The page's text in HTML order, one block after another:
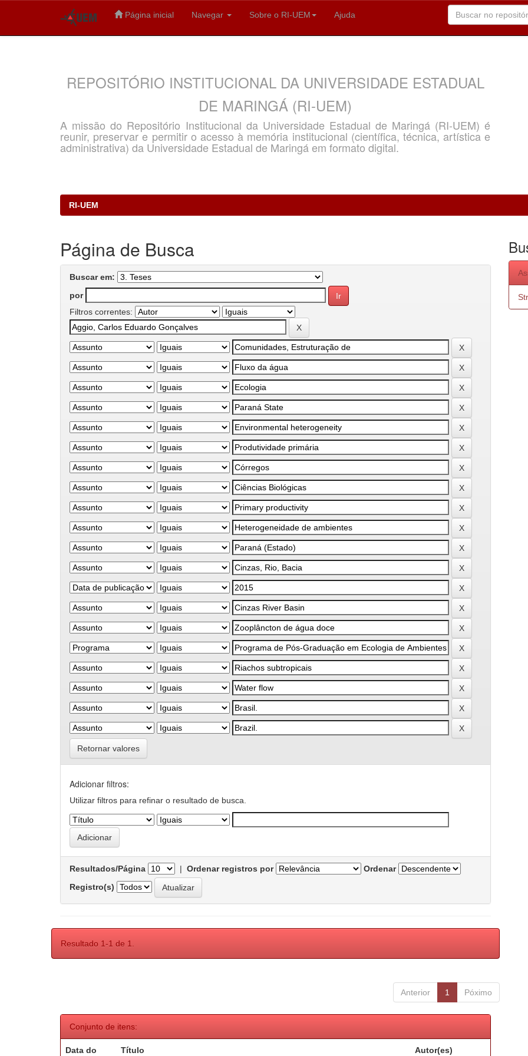
Página inicial Navegar Sobre o RI-UEM Ajuda
REPOSITÓRIO INSTITUCIONAL DA UNIVERSIDADE ESTADUAL
DE MARINGÁ (RI-UEM)
A missão do Repositório Institucional da Universidade Estadual de Maringá (RI-UEM) é
reunir, preservar e permitir o acesso à memória institucional (científica, técnica, artística e
administrativa) da Universidade Estadual de Maringá em formato digital.
RI-UEM
Página de Busca
Buscar em:
por
Filtros correntes:
Retornar valores
Adicionar filtros:
Utilizar filtros para refinar o resultado de busca.
Resultados/Página | Ordenar registros por
Ordenar
Registro(s)
Resultado 1-1 de 1.
Anterior 1 Póximo
Conjunto de itens:
Data do Título Autor(es)